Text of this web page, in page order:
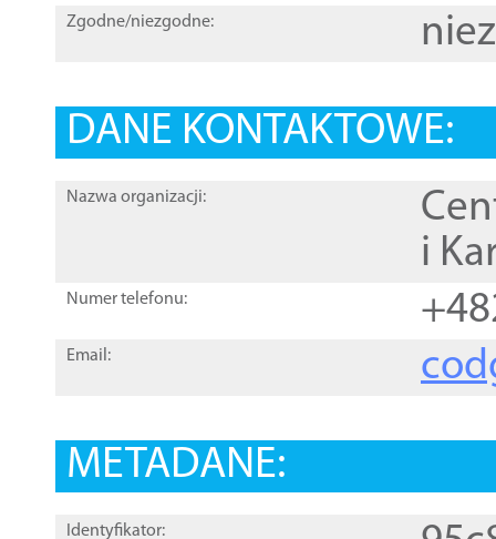
Zgodne/niezgodne:
DANE KONTAKTOWE:
Nazwa organizacji:
i
Numer telefonu:
Email:
METADANE:
Identyfikator: